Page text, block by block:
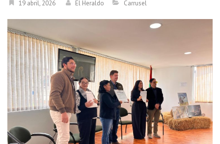
19 abril, 2026 El Heraldo Carrusel